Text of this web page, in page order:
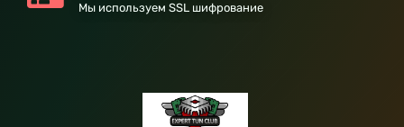
Мы используем SSL шифрование